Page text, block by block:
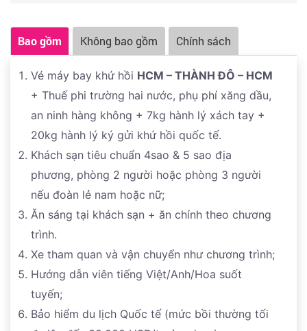
Bao gồm Không bao gồm Chính sách
Vé máy bay khứ hồi HCM – THÀNH ĐÔ – HCM
+ Thuế phi trường hai nước, phụ phí xăng dầu,
an ninh hàng không + 7kg hành lý xách tay +
20kg hành lý ký gửi khứ hồi quốc tế.
Khách sạn tiêu chuẩn 4sao & 5 sao địa
phương, phòng 2 người hoặc phòng 3 người
nếu đoàn lẻ nam hoặc nữ;
Ăn sáng tại khách sạn + ăn chính theo chương
trình.
Xe tham quan và vận chuyển như chương trình;
Hướng dẫn viên tiếng Việt/Anh/Hoa suốt
tuyến;
Bảo hiểm du lịch Quốc tế (mức bồi thường tối